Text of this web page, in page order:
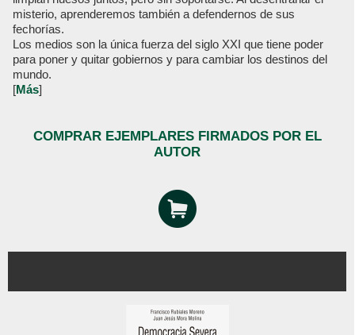
misterio, aprenderemos también a defendernos de sus
fechorías.
Los medios son la única fuerza del siglo XXI que tiene poder
para poner y quitar gobiernos y para cambiar los destinos del
mundo.
[Más]
COMPRAR EJEMPLARES FIRMADOS POR EL
AUTOR